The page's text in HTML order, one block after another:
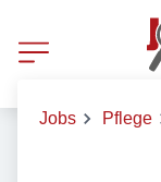
Jobs Pflege